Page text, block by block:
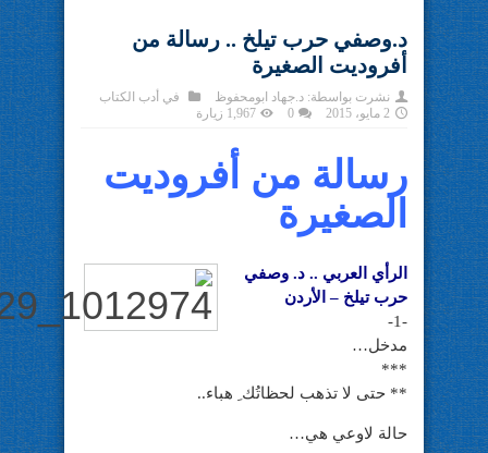
د.وصفي حرب تيلخ .. رسالة من
أفروديت الصغيرة
نشرت بواسطة: د.جهاد ابومحفوظ في أدب الكتاب
2 مايو، 2015
0 1,967 زيارة
رسالة من أفروديت
الصغيرة
الرأي العربي .. د. وصفي
حرب تيلخ – الأردن
-1-
مدخل…
***
** حتى لا تذهب لحظاتُك ِ هباء..
حالة لاوعي هي…